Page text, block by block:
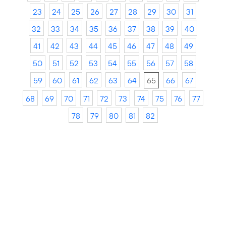
23
24 25 26 27 28 29 30
31
32
33 34 35 36 37 38 39
40
41
42 43 44 45 46 47 48
49
50
51 52 53 54 55 56 57
58
59
60 61 62 63 64 65 66
67
68
69 70 71 72 73 74 75 76
77
78
79 80 81 82